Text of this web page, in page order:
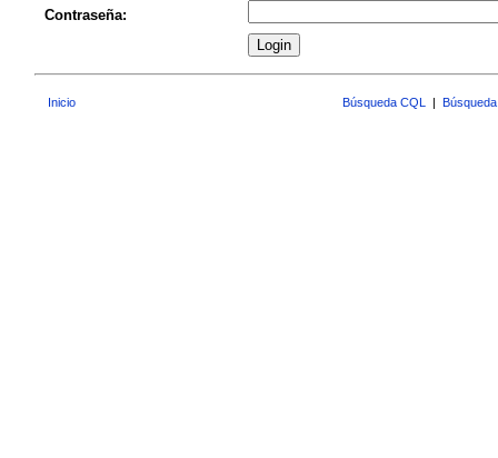
Contraseña:
Inicio Búsqueda CQL |